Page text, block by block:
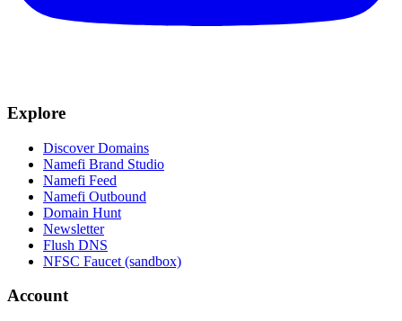
Explore
Discover Domains
Namefi Brand Studio
Namefi Feed
Namefi Outbound
Domain Hunt
Newsletter
Flush DNS
NFSC Faucet (sandbox)
Account